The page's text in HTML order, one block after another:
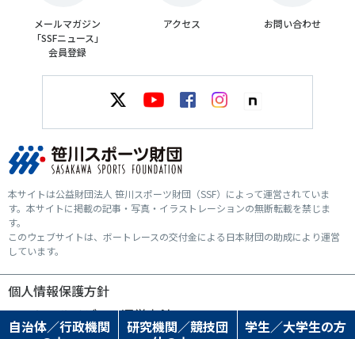
自治体／行政機関
研究機関／競技団
学生／大学生の方
メールマガジン
「SSFニュース」
会員登録
アクセス お問い合わせ
本サイトは公益財団法人 笹川スポーツ財団（SSF）によって運営されていま
す。本サイトに掲載の記事・写真・イラストレーションの無断転載を禁じま
す。
このウェブサイトは、ボートレースの交付金による日本財団の助成により運営
しています。
個人情報保護方針
ソーシャルメディア運営方針